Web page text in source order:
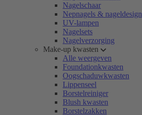
Nagelschaar
Nepnagels & nageldesign
UV-lampen
Nagelsets
Nagelverzorging
Make-up kwasten
Alle weergeven
Foundationkwasten
Oogschaduwkwasten
Lippenseel
Borstelreiniger
Blush kwasten
Borstelzakken